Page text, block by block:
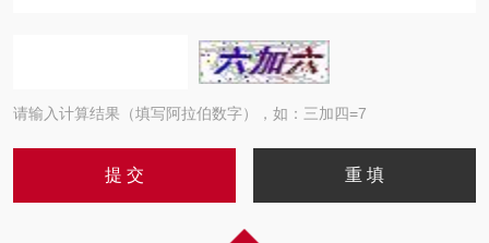
请输入计算结果（填写阿拉伯数字），如：三加四=7